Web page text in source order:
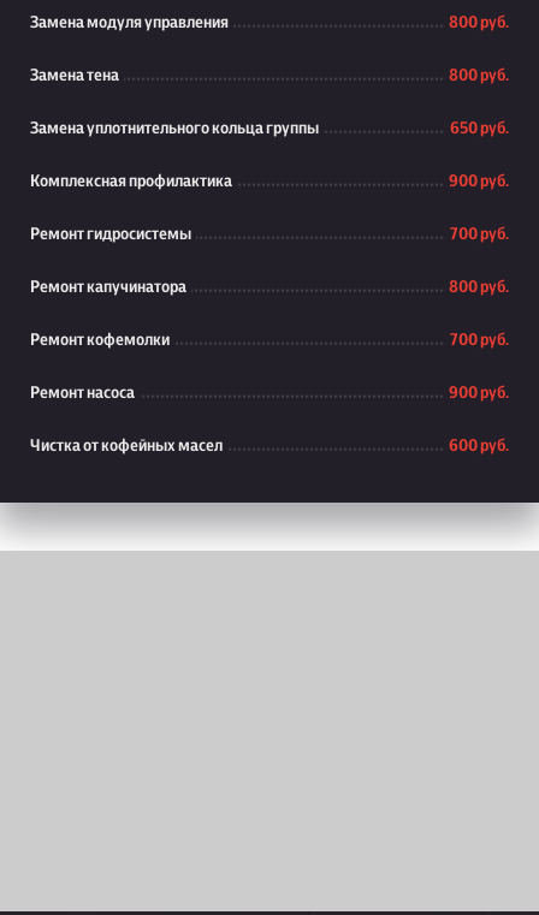
Замена модуля управления 800 руб.
Замена тена 800 руб.
Замена уплотнительного кольца группы 650 руб.
Комплексная профилактика 900 руб.
Ремонт гидросистемы 700 руб.
Ремонт капучинатора 800 руб.
Ремонт кофемолки 700 руб.
Ремонт насоса 900 руб.
Чистка от кофейных масел 600 руб.